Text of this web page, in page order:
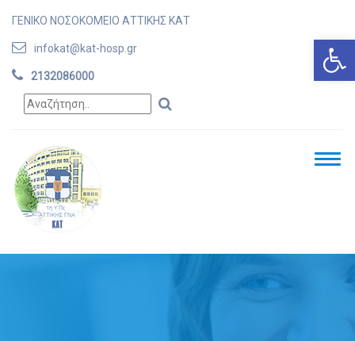
ΓΕΝΙΚΟ ΝΟΣΟΚΟΜΕΙΟ ΑΤΤΙΚΗΣ ΚΑΤ
infokat@kat-hosp.gr
2132086000